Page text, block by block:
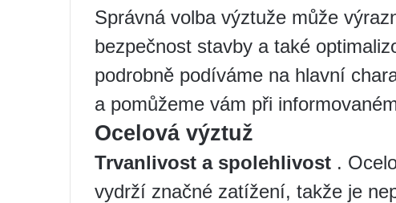
Správná volba výztuže může
bezpečnost stavby a také
podrobně podíváme na hlavní
a pomůžeme vám při
Ocelová výztuž
Trvanlivost a spolehlivost .
vydrží značné zatížení, takže je